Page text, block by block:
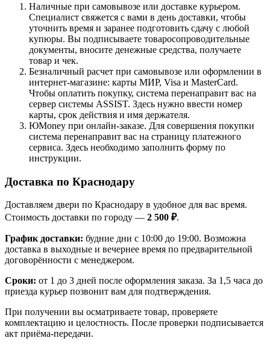
Наличные при самовывозе или доставке курьером.
Специалист свяжется с вами в день доставки, чтобы
уточнить время и заранее подготовить сдачу с любой
купюры. Вы подписываете товаросопроводительные
документы, вносите денежные средства, получаете
товар и чек.
Безналичный расчет при самовывозе или оформлении в
интернет-магазине: карты МИР, Visa и MasterCard.
Чтобы оплатить покупку, система перенаправит вас на
сервер системы ASSIST. Здесь нужно ввести номер
карты, срок действия и имя держателя.
ЮMoney при онлайн-заказе. Для совершения покупки
система перенаправит вас на страницу платежного
сервиса. Здесь необходимо заполнить форму по
инструкции.
Доставка по Краснодару
Доставляем двери по Краснодару в удобное для вас время.
Стоимость доставки по городу — 2 500 ₽.
График доставки: будние дни с 10:00 до 19:00. Возможна
доставка в выходные и вечернее время по предварительной
договорённости с менеджером.
Сроки: от 1 до 3 дней после оформления заказа. За 1,5 часа до
приезда курьер позвонит вам для подтверждения.
При получении вы осматриваете товар, проверяете
комплектацию и целостность. После проверки подписывается
акт приёма-передачи.